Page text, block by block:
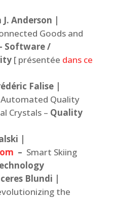
Anderson |
Goods and
Software /
[ présentée dans ce
Falise |
Automated Quality
Crystals – Quality
|
– Smart Skiing
Blundi |
the